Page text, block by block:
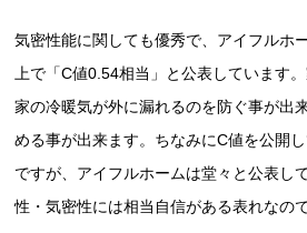
気密性能に関しても優秀で、アイフルホ
上で「C値0.54相当」と公表しています
家の冷暖気が外に漏れるのを防ぐ事が出
める事が出来ます。ちなみにC値を公開
ですが、アイフルホームは堂々と公表し
性・気密性には相当自信がある表れなの